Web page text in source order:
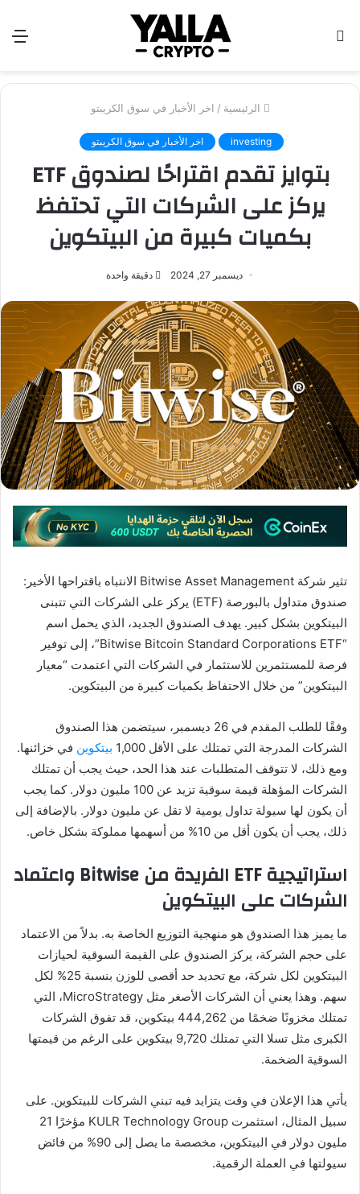
الرئيسية / اخر الأخبار في سوق الكريبتو
investing اخر الأخبار في سوق الكريبتو
بتوايز تقدم اقتراحًا لصندوق ETF
يركز على الشركات التي تحتفظ
بكميات كبيرة من البيتكوين
ديسمبر 27, 2024 دقيقة واحدة
تثير شركة Bitwise Asset Management الانتباه باقتراحها الأخير:
صندوق متداول بالبورصة (ETF) يركز على الشركات التي تتبنى
البيتكوين بشكل كبير. يهدف الصندوق الجديد، الذي يحمل اسم
“Bitwise Bitcoin Standard Corporations ETF”، إلى توفير
فرصة للمستثمرين للاستثمار في الشركات التي اعتمدت “معيار
البيتكوين” من خلال الاحتفاظ بكميات كبيرة من البيتكوين.
وفقًا للطلب المقدم في 26 ديسمبر، سيتضمن هذا الصندوق
الشركات المدرجة التي تمتلك على الأقل 1,000
بيتكوين في خزائنها.
ومع ذلك، لا تتوقف المتطلبات عند هذا الحد، حيث يجب أن تمتلك
الشركات المؤهلة قيمة سوقية تزيد عن 100 مليون دولار. كما يجب
أن يكون لها سيولة تداول يومية لا تقل عن مليون دولار. بالإضافة إلى
ذلك، يجب أن يكون أقل من 10% من أسهمها مملوكة بشكل خاص.
استراتيجية ETF الفريدة من Bitwise واعتماد
الشركات على البيتكوين
ما يميز هذا الصندوق هو منهجية التوزيع الخاصة به. بدلاً من الاعتماد
على حجم الشركة، يركز الصندوق على القيمة السوقية لحيازات
البيتكوين لكل شركة، مع تحديد حد أقصى للوزن بنسبة 25% لكل
سهم. وهذا يعني أن الشركات الأصغر مثل MicroStrategy، التي
تمتلك مخزونًا ضخمًا من 444,262 بيتكوين، قد تفوق الشركات
الكبرى مثل تسلا التي تمتلك 9,720 بيتكوين على الرغم من قيمتها
السوقية الضخمة.
يأتي هذا الإعلان في وقت يتزايد فيه تبني الشركات للبيتكوين. على
سبيل المثال، استثمرت KULR Technology Group مؤخرًا 21
مليون دولار في البيتكوين، مخصصة ما يصل إلى 90% من فائض
سيولتها في العملة الرقمية.